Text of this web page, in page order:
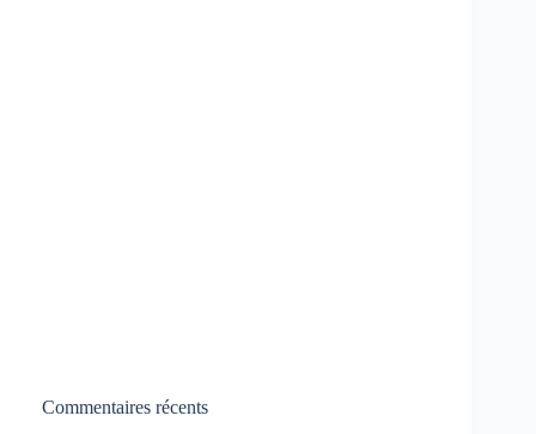
Commentaires récents